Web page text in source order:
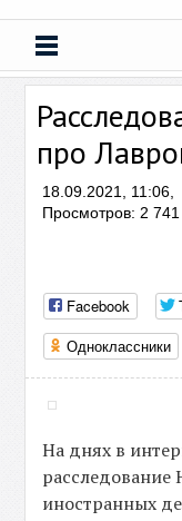
про
18.09.2021, 11:06,
Просмотров: 2 741
Facebook
Одноклассники
На днях в
расследование
иностранных